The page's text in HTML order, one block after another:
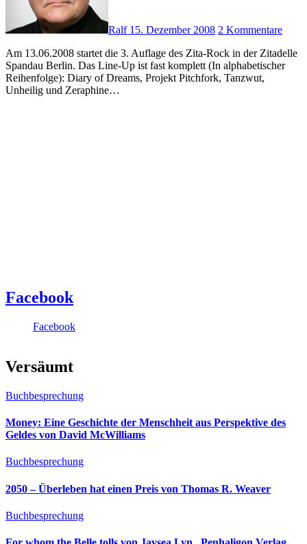
Ralf 15. Dezember 2008 2 Kommentare
Am 13.06.2008 startet die 3. Auflage des Zita-Rock in der Zitadelle
Spandau Berlin. Das Line-Up ist fast komplett (In alphabetischer
Reihenfolge): Diary of Dreams, Projekt Pitchfork, Tanzwut,
Unheilig und Zeraphine…
Facebook
Facebook
Versäumt
Buchbesprechung
Money: Eine Geschichte der Menschheit aus Perspektive des
Geldes von David McWilliams
Buchbesprechung
2050 – Überleben hat einen Preis von Thomas R. Weaver
Buchbesprechung